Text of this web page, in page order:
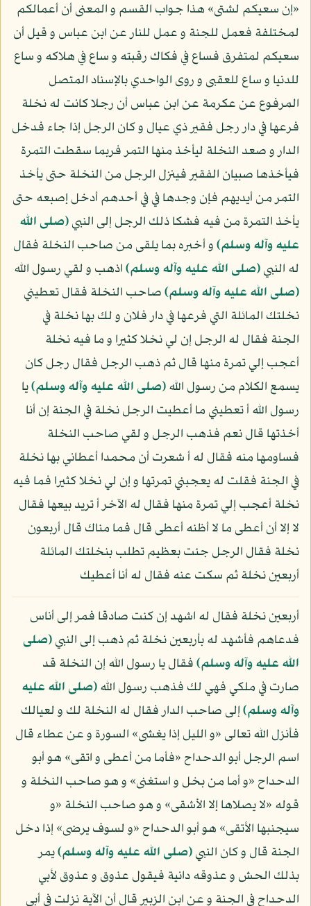
«إن سعيكم لشتى» هذا جواب القسم و المعنى أن أعمالكم
لمختلفة فعمل للجنة و عمل للنار عن ابن عباس و قيل أن
سعيكم لمتفرق فساع في فكاك رقبته و ساع في هلاكه و ساع
للدنيا و ساع للعقبى و روى الواحدي بالإسناد المتصل
المرفوع عن عكرمة عن ابن عباس أن رجلا كانت له نخلة
فرعها في دار رجل فقير ذي عيال و كان الرجل إذا جاء فدخل
الدار و صعد النخلة ليأخذ منها التمر فربما سقطت التمرة
فيأخذها صبيان الفقير فينزل الرجل من النخلة حتى يأخذ
التمر من أيديهم فإن وجدها في في أحدهم أدخل إصبعه حتى
يأخذ التمرة من فيه فشكا ذلك الرجل إلى النبي(صلى الله
عليه وآله وسلم)و أخبره بما يلقى من صاحب النخلة فقال
له النبي(صلى الله عليه وآله وسلم)اذهب و لقي رسول الله
(صلى الله عليه وآله وسلم)صاحب النخلة فقال تعطيني
نخلتك المائلة التي فرعها في دار فلان و لك بها نخلة في
الجنة فقال له الرجل إن لي نخلا كثيرا و ما فيه نخلة
أعجب إلي تمرة منها قال ثم ذهب الرجل فقال رجل كان
يسمع الكلام من رسول الله(صلى الله عليه وآله وسلم)يا
رسول الله أ تعطيني ما أعطيت الرجل نخلة في الجنة إن أنا
أخذتها قال نعم فذهب الرجل و لقي صاحب النخلة
فساومها منه فقال له أ شعرت أن محمدا أعطاني بها نخلة
في الجنة فقلت له يعجبني تمرتها و إن لي نخلا كثيرا فما فيه
نخلة أعجب إلي تمرة منها فقال له الآخر أ تريد بيعها فقال
لا إلا أن أعطى ما لا أظنه أعطى قال فما مناك قال أربعون
نخلة فقال الرجل جئت بعظيم تطلب بنخلتك المائلة
أربعين نخلة ثم سكت عنه فقال له أنا أعطيك
أربعين نخلة فقال له اشهد إن كنت صادقا فمر إلى أناس
فدعاهم فأشهد له بأربعين نخلة ثم ذهب إلى النبي(صلى
الله عليه وآله وسلم)فقال يا رسول الله إن النخلة قد
صارت في ملكي فهي لك فذهب رسول الله(صلى الله عليه
وآله وسلم)إلى صاحب الدار فقال له النخلة لك و لعيالك
فأنزل الله تعالى «و الليل إذا يغشى» السورة و عن عطاء قال
اسم الرجل أبو الدحداح «فأما من أعطى و اتقى» هو أبو
الدحداح «و أما من بخل و استغنى» و هو صاحب النخلة و
قوله «لا يصلاها إلا الأشقى» و هو صاحب النخلة «و
سيجنبها الأتقى» هو أبو الدحداح «و لسوف يرضى» إذا دخل
الجنة قال و كان النبي(صلى الله عليه وآله وسلم)يمر
بذلك الحش و عذوقه دانية فيقول عذوق و عذوق لأبي
الدحداح في الجنة و عن ابن الزبير قال أن الآية نزلت في أبي